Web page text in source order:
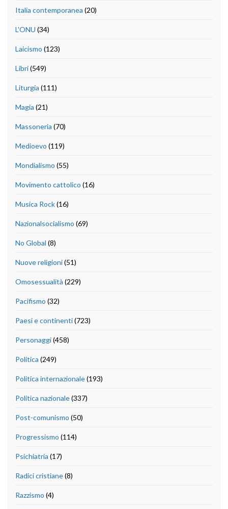
Italia contemporanea (20)
L'ONU (34)
Laicismo (123)
Libri(549)
Liturgia (111)
Magia (21)
Massoneria (70)
Medioevo (119)
Mondialismo (55)
Movimento cattolico (16)
Musica Rock(16)
Nazionalsocialismo (69)
No Global (8)
Nuove religioni(51)
Omosessualità (229)
Pacifismo (32)
Paesi e continenti(723)
Personaggi(458)
Politica (249)
Politica internazionale(193)
Politica nazionale(337)
Post-comunismo (50)
Progressismo (114)
Psichiatria (17)
Radici cristiane(8)
Razzismo (4)